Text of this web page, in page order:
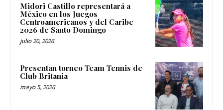
Midori Castillo representará a
México en los Juegos
Centroamericanos y del Caribe
2026 de Santo Domingo
julio 20, 2026
Presentan torneo Team Tennis de
Club Britania
mayo 5, 2026